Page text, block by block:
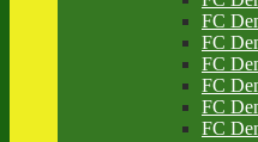
FC
FC
FC
FC
FC
FC